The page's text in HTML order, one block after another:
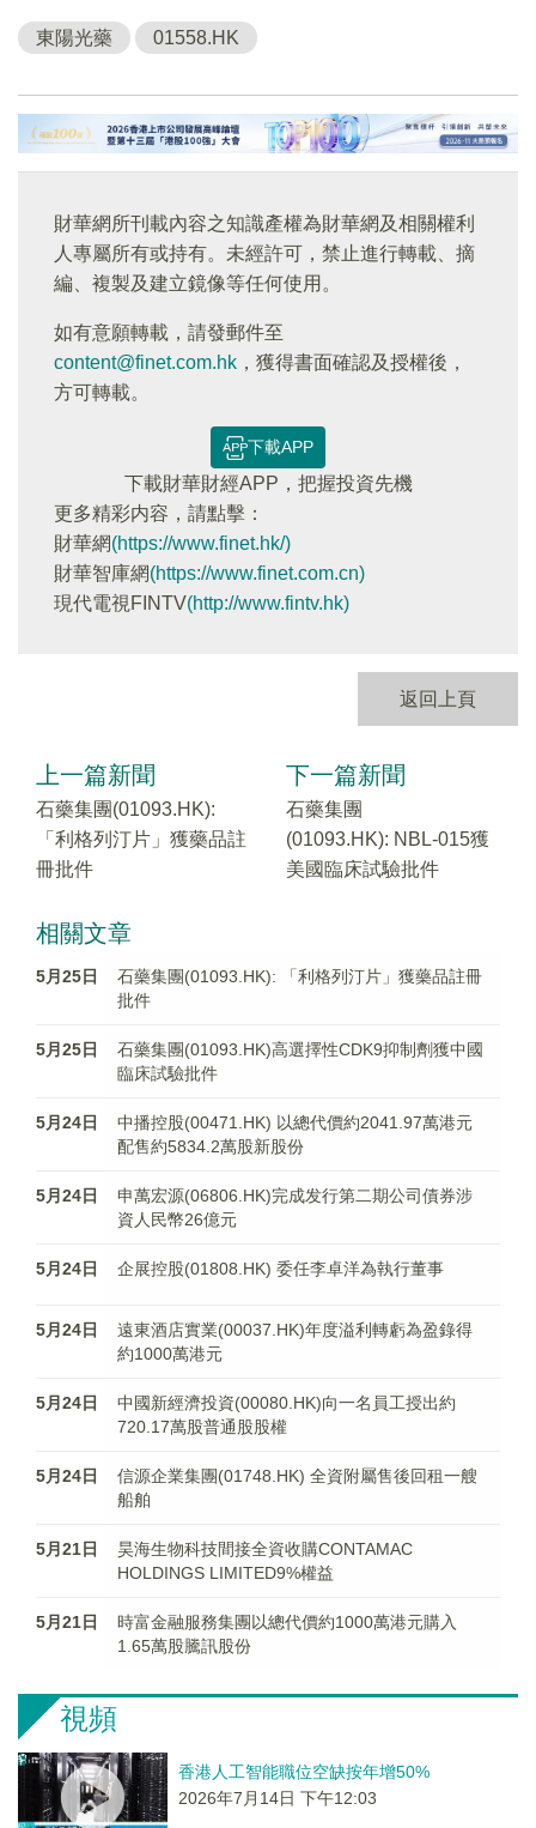
東陽光藥 01558.HK
財華網所刊載內容之知識產權為財華網及相關權利
人專屬所有或持有。未經許可，禁止進行轉載、摘
編、複製及建立鏡像等任何使用。
如有意願轉載，請發郵件至
content@finet.com.hk ，獲得書面確認及授權後，
方可轉載。
下載APP
下載財華財經APP，把握投資先機
更多精彩内容，請點擊：
財華網(https://www.finet.hk/)
財華智庫網(https://www.finet.com.cn)
現代電視FINTV(http://www.fintv.hk)
返回上頁
上一篇新聞
石藥集團(01093.HK):
「利格列汀片」獲藥品註
冊批件
下一篇新聞
石藥集團
(01093.HK): NBL-015獲
美國臨床試驗批件
相關文章
5月25日
石藥集團(01093.HK): 「利格列汀片」獲藥品註冊
批件
5月25日
石藥集團(01093.HK)高選擇性CDK9抑制劑獲中國
臨床試驗批件
5月24日
中播控股(00471.HK) 以總代價約2041.97萬港元
配售約5834.2萬股新股份
5月24日
申萬宏源(06806.HK)完成发行第二期公司債券涉
資人民幣26億元
5月24日 企展控股(01808.HK) 委任李卓洋為執行董事
5月24日
遠東酒店實業(00037.HK)年度溢利轉虧為盈錄得
約1000萬港元
5月24日
中國新經濟投資(00080.HK)向一名員工授出約
720.17萬股普通股股權
5月24日
信源企業集團(01748.HK) 全資附屬售後回租一艘
船舶
5月21日
昊海生物科技間接全資收購CONTAMAC
HOLDINGS LIMITED9%權益
5月21日
時富金融服務集團以總代價約1000萬港元購入
1.65萬股騰訊股份
視頻
香港人工智能職位空缺按年增50%
2026年7月14日 下午12:03